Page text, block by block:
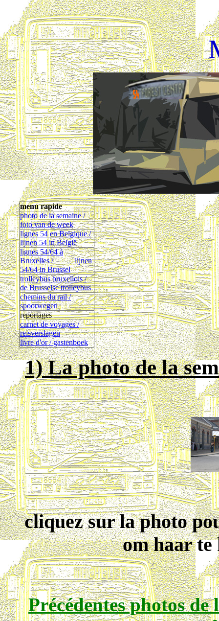
menu rapide
photo de la semaine /
foto van de week
lignes 54 en Belgique /
lijnen 54 in België
lignes 54/64 à
Bruxelles /
lijnen
54/64 in Brussel
trolleybus bruxellois /
de Brusselse trolleybus
chemins du rail /
spoorwegen
reportages
carnet de voyages /
reisverslagen
livre d'or / gastenboek
1) La photo de la
cliquez sur la photo
om haar
Précédentes photos